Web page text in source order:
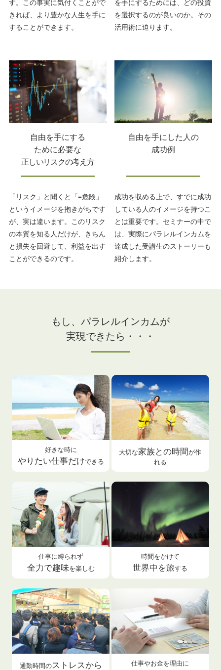
す。この事実に気付くことがで
きれば、より豊かな人生を手に
することができます。
を手にするためには、どの投資
を選択するのが良いのか。その
活用術に迫ります。
自由を手にする
ために必要な
正しいリスクの考え方
「リスク」と聞くと「=危険」
というイメージを抱きがちです
が、実は違います。このリスク
の本質を知る人だけが、きちん
と損失を回避して、利益を出す
ことができるのです。
自由を手にした人の
成功例
成功を収める上で、すでに成功
している人のイメージを持つこ
とは重要です。セミナーの中で
は、実際にパラレルインカムを
達成した受講生のストーリーも
紹介します。
もし、パラレルインカムが
実現できたら・・・
好きな時に
やりたい仕事だけできる
大切な家族との時間が作
れる
仕事に縛られず
全力で趣味を楽しむ
時間をかけて
世界中を旅する
通勤時間のストレスから
仕事やお金を理由に